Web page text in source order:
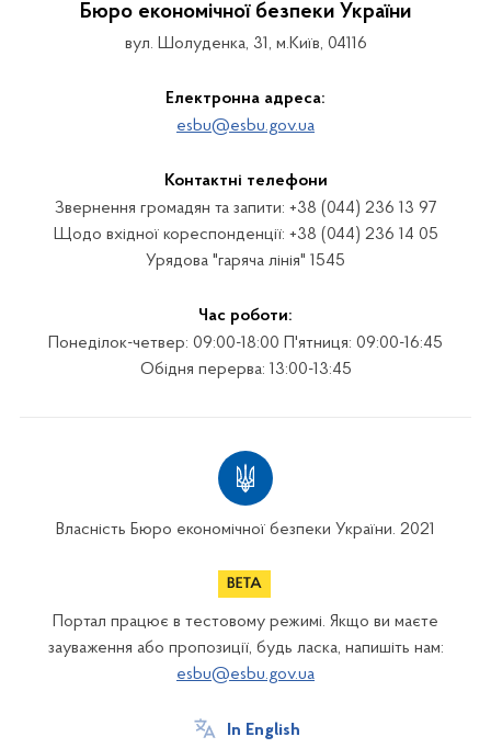
Бюро економічної безпеки України
вул. Шолуденка, 31, м.Київ, 04116
Електронна адреса:
esbu@esbu.gov.ua
Контактні телефони
Звернення громадян та запити: +38 (044) 236 13 97
Щодо вхідної кореспонденції: +38 (044) 236 14 05
Урядова "гаряча лінія" 1545
Час роботи:
Понеділок-четвер: 09:00-18:00 П'ятниця: 09:00-16:45
Обідня перерва: 13:00-13:45
Власність Бюро економічної безпеки України. 2021
Портал працює в тестовому режимі. Якщо ви маєте
зауваження або пропозиції, будь ласка, напишіть нам:
esbu@esbu.gov.ua
In English